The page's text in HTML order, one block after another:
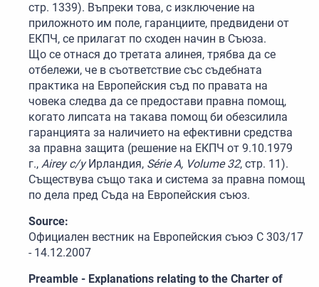
стр. 1339). Въпреки това, с изключение на
приложното им поле, гаранциите, предвидени от
ЕКПЧ, се прилагат по сходен начин в Съюза.
Що се отнася до третата алинея, трябва да се
отбележи, че в съответствие със съдебната
практика на Европейския съд по правата на
човека следва да се предостави правна помощ,
когато липсата на такава помощ би обезсилила
гаранцията за наличието на ефективни средства
за правна защита (решение на ЕКПЧ от 9.10.1979
г., Airey с/уИрландия, Série A, Volume 32, стр. 11).
Съществува също така и система за правна помощ
по дела пред Съда на Европейския съюз.
Source:
Официален вестник на Европейския съюэ C 303/17
- 14.12.2007
Preamble - Explanations relating to the Charter of